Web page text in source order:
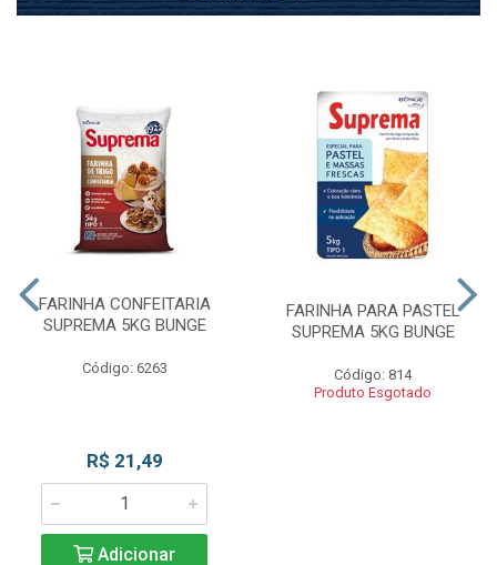
FARINHA CONFEITARIA
SUPREMA 5KG BUNGE
Código: 6263
R$ 21,49
Adicionar
FARINHA PARA PASTEL
SUPREMA 5KG BUNGE
Código: 814
Produto Esgotado